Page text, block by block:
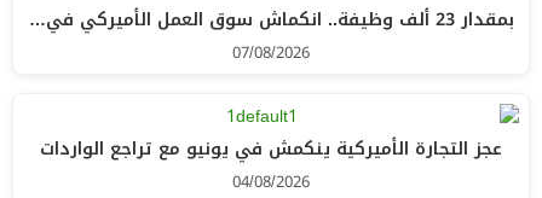
بمقدار 23 ألف وظيفة.. انكماش سوق العمل الأميركي في…
07/08/2026
عجز التجارة الأميركية ينكمش في يونيو مع تراجع الواردات
04/08/2026